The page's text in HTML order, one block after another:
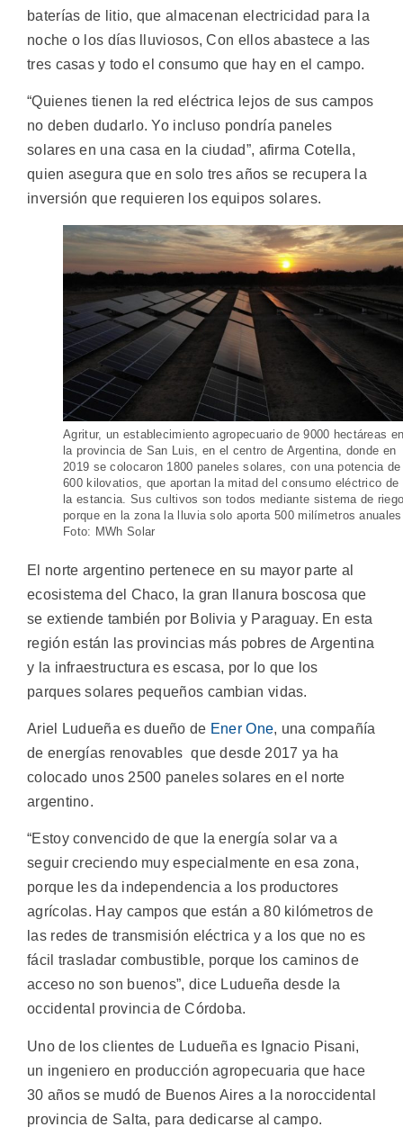
baterías de litio, que almacenan electricidad para la
noche o los días lluviosos, Con ellos abastece a las
tres casas y todo el consumo que hay en el campo.
“Quienes tienen la red eléctrica lejos de sus campos
no deben dudarlo. Yo incluso pondría paneles
solares en una casa en la ciudad”, afirma Cotella,
quien asegura que en solo tres años se recupera la
inversión que requieren los equipos solares.
Agritur, un establecimiento agropecuario de 9000 hectáreas
la provincia de San Luis, en el centro de Argentina, donde en
2019 se colocaron 1800 paneles solares, con una potencia de
600 kilovatios, que aportan la mitad del consumo eléctrico de
la estancia. Sus cultivos son todos mediante sistema de
porque en la zona la lluvia solo aporta 500 milímetros
Foto: MWh Solar
El norte argentino pertenece en su mayor parte al
ecosistema del Chaco, la gran llanura boscosa que
se extiende también por Bolivia y Paraguay. En esta
región están las provincias más pobres de Argentina
y la infraestructura es escasa, por lo que los
parques solares pequeños cambian vidas.
Ariel Ludueña es dueño de Ener One, una compañía
de energías renovables que desde 2017 ya ha
colocado unos 2500 paneles solares en el norte
argentino.
“Estoy convencido de que la energía solar va a
seguir creciendo muy especialmente en esa zona,
porque les da independencia a los productores
agrícolas. Hay campos que están a 80 kilómetros de
las redes de transmisión eléctrica y a los que no es
fácil trasladar combustible, porque los caminos de
acceso no son buenos”, dice Ludueña desde la
occidental provincia de Córdoba.
Uno de los clientes de Ludueña es Ignacio Pisani,
un ingeniero en producción agropecuaria que hace
30 años se mudó de Buenos Aires a la noroccidental
provincia de Salta, para dedicarse al campo.